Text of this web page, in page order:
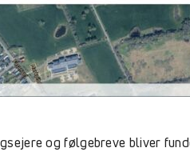
og følgebreve bliver